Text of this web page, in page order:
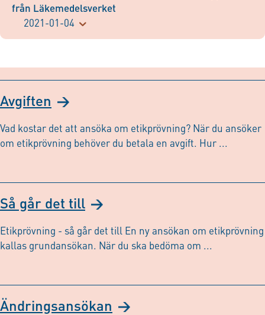
från Läkemedelsverket
2021-01-04
Avgiften
Vad kostar det att ansöka om etikprövning? När du ansöker
om etikprövning behöver du betala en avgift. Hur ...
Så går det till
Etikprövning - så går det till En ny ansökan om etikprövning
kallas grundansökan. När du ska bedöma om ...
Ändringsansökan